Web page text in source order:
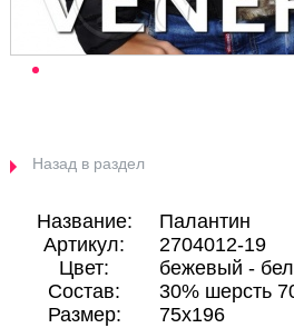
Назад в раздел
Название:
Палантин
Артикул:
2704012-19
Цвет:
бежевый -
Состав:
30% шерсть
Размер:
75х196